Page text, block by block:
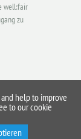
well:fair
zu
help to improve
to our cookie